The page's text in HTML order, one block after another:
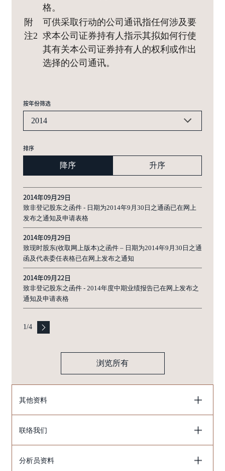
格。
附
注2
可供采取行动的公司通讯指任何涉及要
求本公司证券持有人指示其拟如何行使
其有关本公司证券持有人的权利或作出
选择的公司通讯。
按年份筛选
2014
排序
降序 升序
2014年09月29日
致非登记股东之函件 - 日期为2014年9月30日之通函已在网上
发布之通知及申请表格
2014年09月29日
致现时股东(收取网上版本)之函件 – 日期为2014年9月30日之通
函及代表委任表格已在网上发布之通知
2014年09月22日
致非登记股东之函件 - 2014年度中期业绩报告已在网上发布之
通知及申请表格
1/4
浏览所有
其他资料
联络我们
分析员资料